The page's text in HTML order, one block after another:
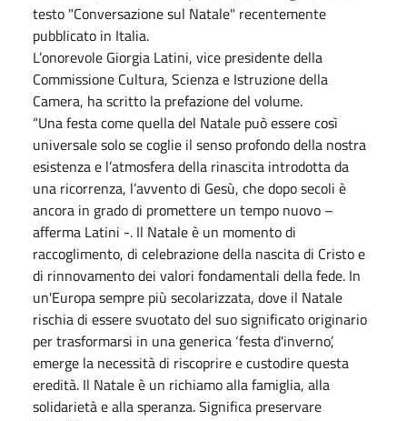
testo "Conversazione sul Natale" recentemente
pubblicato in Italia.
L’onorevole Giorgia Latini, vice presidente della
Commissione Cultura, Scienza e Istruzione della
Camera, ha scritto la prefazione del volume.
“Una festa come quella del Natale può essere così
universale solo se coglie il senso profondo della nostra
esistenza e l’atmosfera della rinascita introdotta da
una ricorrenza, l’avvento di Gesù, che dopo secoli è
ancora in grado di promettere un tempo nuovo –
afferma Latini -. Il Natale è un momento di
raccoglimento, di celebrazione della nascita di Cristo e
di rinnovamento dei valori fondamentali della fede. In
un'Europa sempre più secolarizzata, dove il Natale
rischia di essere svuotato del suo significato originario
per trasformarsi in una generica ‘festa d'inverno’,
emerge la necessità di riscoprire e custodire questa
eredità. Il Natale è un richiamo alla famiglia, alla
solidarietà e alla speranza. Significa preservare